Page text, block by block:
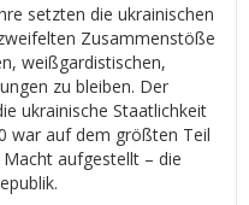
setzten die ukrainischen
Zusammenstöße
weißgardistischen,
zu bleiben. Der
ukrainische Staatlichkeit
war auf dem größten Teil
aufgestellt – die